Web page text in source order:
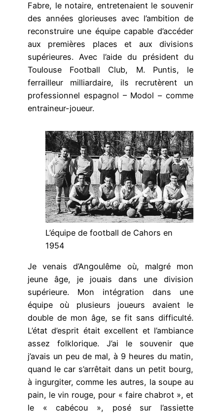
Fabre, le notaire, entretenaient le souvenir
des années glorieuses avec l’ambition de
reconstruire une équipe capable d’accéder
aux premières places et aux divisions
supérieures. Avec l’aide du président du
Toulouse Football Club, M. Puntis, le
ferrailleur milliardaire, ils recrutèrent un
professionnel espagnol – Modol – comme
entraineur-joueur.
L’équipe de football de Cahors en
1954
Je venais d’Angoulême où, malgré mon
jeune âge, je jouais dans une division
supérieure. Mon intégration dans une
équipe où plusieurs joueurs avaient le
double de mon âge, se fit sans difficulté.
L’état d’esprit était excellent et l’ambiance
assez folklorique. J’ai le souvenir que
j’avais un peu de mal, à 9 heures du matin,
quand le car s’arrêtait dans un petit bourg,
à ingurgiter, comme les autres, la soupe au
pain, le vin rouge, pour « faire chabrot », et
le « cabécou », posé sur l’assiette